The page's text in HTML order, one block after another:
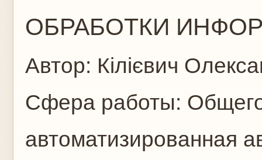
ОБРАБОТКИ
Автор: Кілієвич
Сфера работы:
автоматизированная